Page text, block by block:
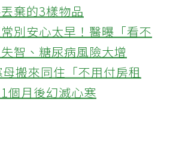
棄的3樣物品
別安心太早！醫曝「看不
智、糖尿病風險大增
搬來同住「不用付房租
個月後幻滅心寒